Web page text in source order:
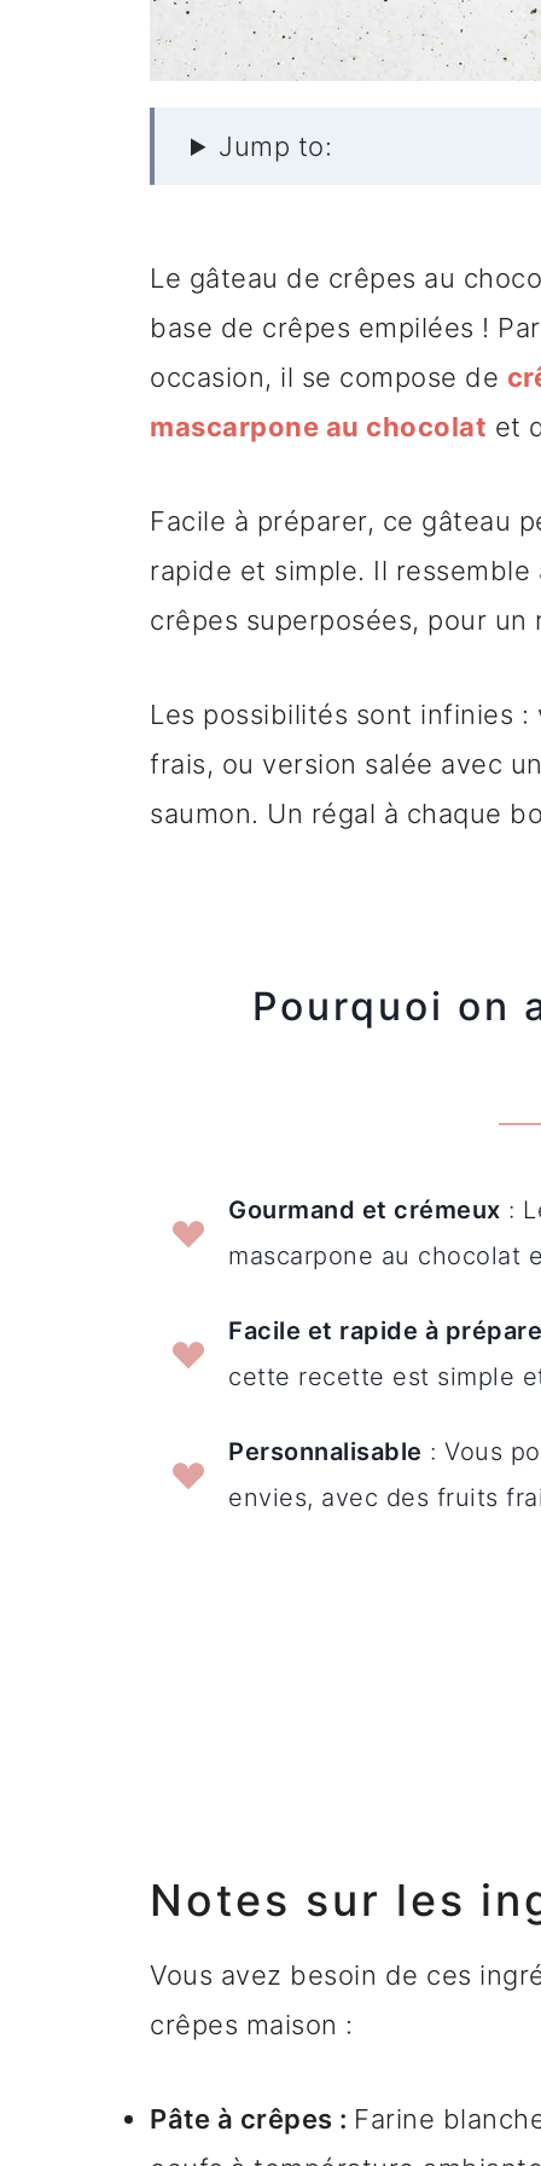
Jump to:
Le gâteau de crêpes au
base de crêpes empilées !
occasion, il se compose de
mascarpone au chocolat et
Facile à préparer, ce gâteau
rapide et simple. Il
crêpes superposées, pour
Les possibilités sont infinies
frais, ou version salée avec
saumon. Un régal à chaque
Pourquoi on
Gourmand et crémeux :
mascarpone au chocolat
Facile et rapide à
cette recette est simple
Personnalisable : Vous
envies, avec des fruits
Notes sur les
Vous avez besoin de ces
crêpes maison :
Pâte à crêpes : Farine